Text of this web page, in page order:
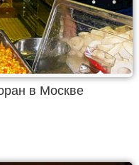
в Москве